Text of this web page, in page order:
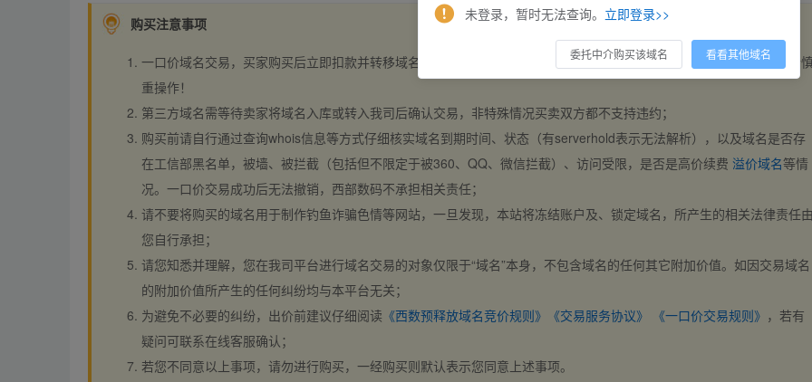
购买注意事项
一口价域名交易，买家购买后立即扣款并转移域名，交易自动完成。买卖双方都不支持违约，一旦出价不支持撤销，请
重操作！
第三方域名需等待卖家将域名入库或转入我司后确认交易，非特殊情况买卖双方都不支持违约；
购买前请自行通过查询whois信息等方式仔细核实域名到期时间、状态（有serverhold表示无法解析），以及域名是否存
在工信部黑名单，被墙、被拦截（包括但不限定于被360、QQ、微信拦截）、访问受限，是否是高价续费 溢价域名等情
况。一口价交易成功后无法撤销，西部数码不承担相关责任；
请不要将购买的域名用于制作钓鱼诈骗色情等网站，一旦发现，本站将冻结账户及、锁定域名，所产生的相关法律责任
您自行承担；
请您知悉并理解，您在我司平台进行域名交易的对象仅限于“域名”本身，不包含域名的任何其它附加价值。如因交易域名
的附加价值所产生的任何纠纷均与本平台无关；
为避免不必要的纠纷，出价前建议仔细阅读 《西数预释放域名竞价规则》 《交易服务协议》 《一口价交易规则》 ，若有
疑问可联系在线客服确认；
若您不同意以上事项，请勿进行购买，一经购买则默认表示您同意上述事项。
未登录，暂时无法查询。 立即登录>>
委托中介购买该域名 看看其他域名